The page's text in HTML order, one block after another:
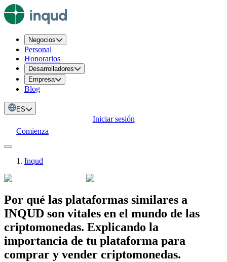
Negocios
Personal
Honorarios
Desarrolladores
Empresa
Blog
ES
Iniciar sesión
Comienza
Inqud
Por qué las plataformas similares a
INQUD son vitales en el mundo de las
criptomonedas. Explicando la
importancia de tu plataforma para
comprar y vender criptomonedas.